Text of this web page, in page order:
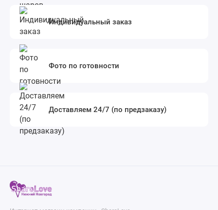
Индивидуальный заказ
Фото по готовности
Доставляем 24/7 (по предзаказу)